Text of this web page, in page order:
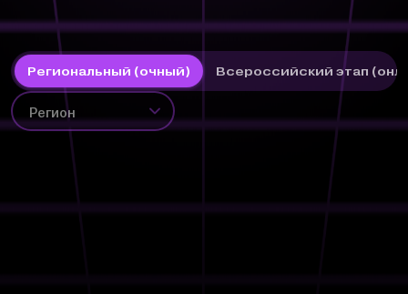
Региональный (очный) Всероссийский этап